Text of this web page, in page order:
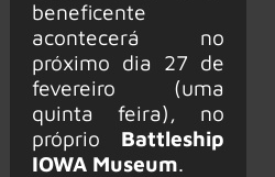
beneficente
acontecerá no
próximo dia 27 de
fevereiro (uma
quinta feira), no
próprio Battleship
IOWA Museum.